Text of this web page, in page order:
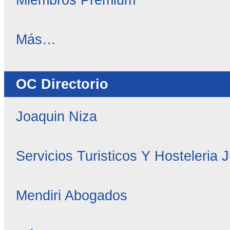
OC
Más…
OC Directorio
Joaquin Niza
Servicios Turisticos Y Hosteleria
Mendiri Abogados